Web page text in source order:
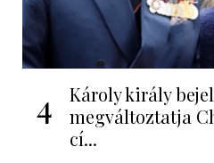
4
Károly király
megváltoztatja
cí...